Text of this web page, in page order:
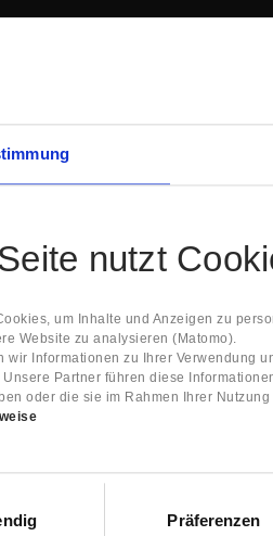
nutzt
um Inhalte und Anzeigen zu
Website zu analysieren (Matomo).
wir Informationen zu Ihrer Verwendung
Partner führen diese
oder die sie im Rahmen Ihrer
Präferenzen